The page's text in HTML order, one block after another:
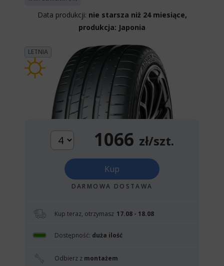
Data produkcji: nie starsza niż 24 miesiące,
produkcja: Japonia
LETNIA
1066 zł/szt.
Kup
DARMOWA DOSTAWA
Kup teraz, otrzymasz 17.08 - 18.08
Dostępność: duża ilość
Odbierz z montażem